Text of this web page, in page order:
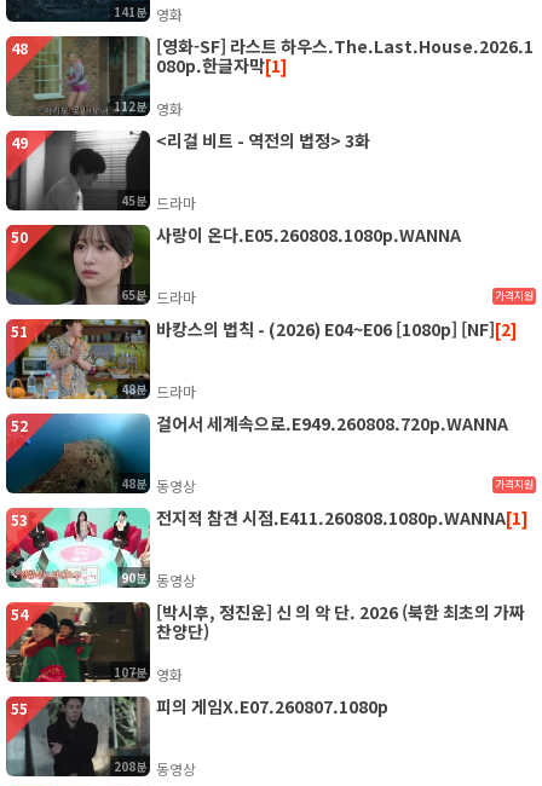
141분 영화
112분
48
[영화-SF] 라스트 하우스.The.Last.House.2026.1
080p.한글자막[1]
영화
45분
49 <리걸 비트 - 역전의 법정> 3화
드라마
65분
50 사랑이 온다.E05.260808.1080p.WANNA
드라마 가격지원
48분
51 바캉스의 법칙 - (2026) E04~E06 [1080p] [NF][2]
드라마
48분
52 걸어서 세계속으로.E949.260808.720p.WANNA
동영상 가격지원
90분
53 전지적 참견 시점.E411.260808.1080p.WANNA[1]
동영상
107분
54
[박시후, 정진운] 신 의 악 단. 2026 (북한 최초의 가짜
찬양단)
영화
208분
55 피의 게임X.E07.260807.1080p
동영상